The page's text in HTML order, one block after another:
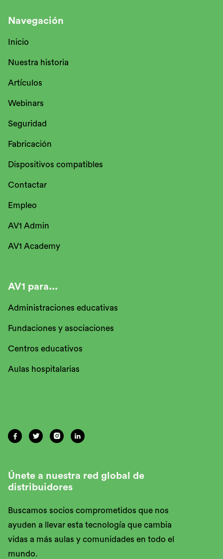
Navegación
Inicio
Nuestra historia
Artículos
Webinars
Seguridad
Fabricación
Dispositivos compatibles
Contactar
Empleo
AV1 Admin
AV1 Academy
AV1 para...
Administraciones educativas
Fundaciones y asociaciones
Centros educativos
Aulas hospitalarias
   
Únete a nuestra red global de
distribuidores
Buscamos socios comprometidos que nos
ayuden a llevar esta tecnología que cambia
vidas a más aulas y comunidades en todo el
mundo.